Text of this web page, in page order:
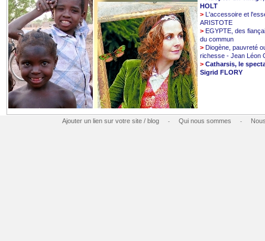
HOLT
> L'accessoire et
ARISTOTE
> EGYPTE, des
du commun
> Diogène, pauvreté
richesse - Jean Léon
> Catharsis, le
Sigrid FLORY
Ajouter un lien sur votre site / blog - Qui nous sommes -